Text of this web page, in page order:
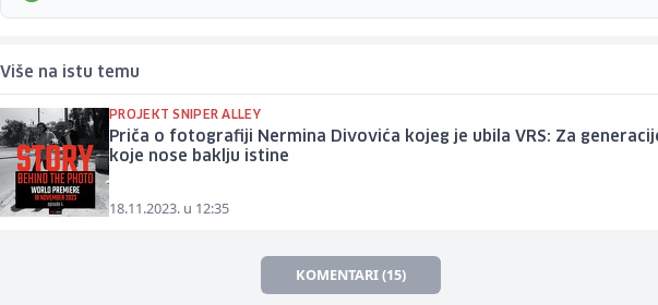
Više na istu temu
PROJEKT SNIPER ALLEY
Priča o fotografiji Nermina Divovića kojeg je ubila VRS: Za
koje nose baklju istine
18.11.2023. u 12:35
KOMENTARI (15)